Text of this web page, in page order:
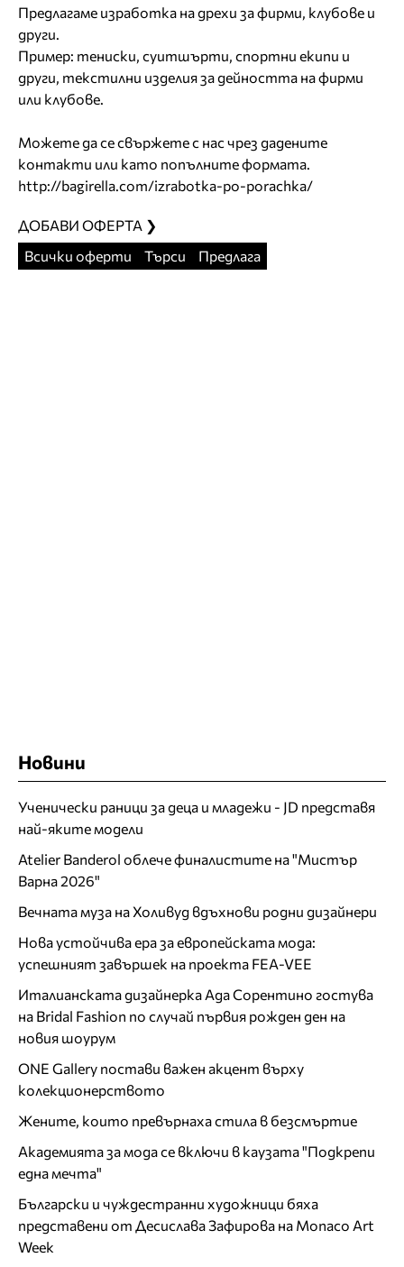
Предлагаме изработка на дрехи за фирми, клубове и
други.
Пример: тениски, суитшърти, спортни екипи и
други, текстилни изделия за дейността на фирми
или клубове.
Можете да се свържете с нас чрез дадените
контакти или като попълните формата.
http://bagirella.com/izrabotka-po-porachka/
ДОБАВИ ОФЕРТА ❯
Всички оферти
Търси Предлага
Новини
Ученически раници за деца и младежи - JD представя
най-яките модели
Atelier Banderol облече финалистите на "Мистър
Варна 2026"
Вечната муза на Холивуд вдъхнови родни дизайнери
Нова устойчива ера за европейската мода:
успешният завършек на проекта FEA-VEE
Италианската дизайнерка Ада Сорентино гостува
на Bridal Fashion по случай първия рожден ден на
новия шоурум
ONE Gallery постави важен акцент върху
колекционерството
Жените, които превърнаха стила в безсмъртие
Академията за мода се включи в каузата "Подкрепи
една мечта"
Български и чуждестранни художници бяха
представени от Десислава Зафирова на Monaco Art
Week